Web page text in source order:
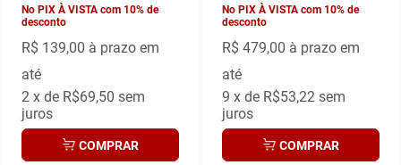
No PIX À VISTA com 10% de
desconto
R$ 139,00 à prazo em
até
2 x de R$69,50 sem
juros
COMPRAR
No PIX À VISTA com 10% de
desconto
R$ 479,00 à prazo em
até
9 x de R$53,22 sem
juros
COMPRAR